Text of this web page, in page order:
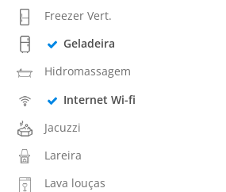
Freezer Vert.
Geladeira
Hidromassagem
Internet Wi-fi
Jacuzzi
Lareira
Lava louças